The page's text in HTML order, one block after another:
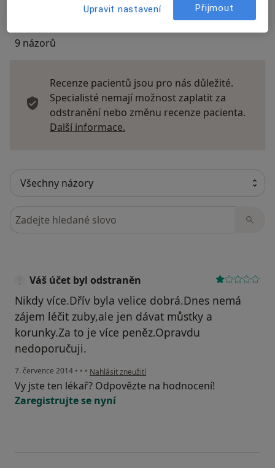
9 názorů
Recenze pacientů jsou pro nás důležité.
Specialisté nemají možnost zaplatit za
odstranění nebo změnu recenze pacienta.
Další informace.
Hledejte v názorech
Váš účet byl odstraněn
Nikdy více.Dřív byla velice dobrá.Dnes nemá
zájem léčit zuby,ale jen dávat můstky a
korunky.Za to je více peněz.Opravdu
nedoporučuji.
7. července 2014 • • • podle názoru uživatele Váš účet byl odstraněn
Nahlásit zneužití
Vy jste ten lékař? Odpovězte na hodnocení!
Zaregistrujte se nyní
Upravit nastavení Přijmout